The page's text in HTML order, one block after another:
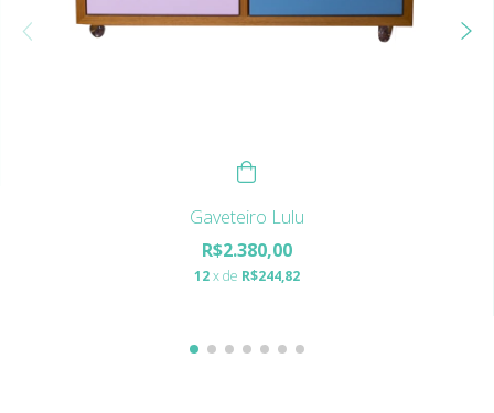
Gaveteiro Lulu
R$2.380,00
12 x de R$244,82